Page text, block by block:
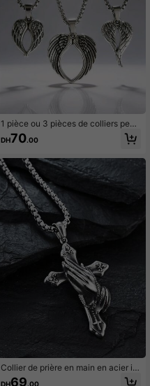
1 pièce ou 3 pièces de colliers pend
entifs d'ailes d'ange de styles différ
ents pour hommes, avec un style go
DH70.00
Collier de prière en main en acier in
oxydable avec croix, accessoire de
DH69.00